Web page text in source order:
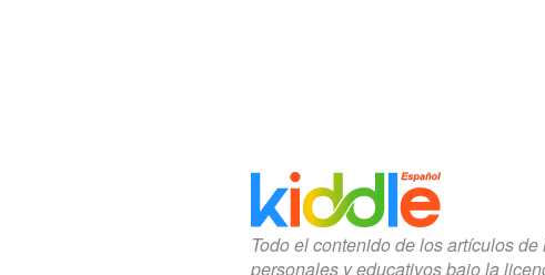
Todo el contenido de los artículos de
personales y educativos bajo la